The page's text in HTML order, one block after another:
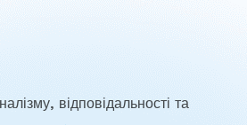
відповідальності та